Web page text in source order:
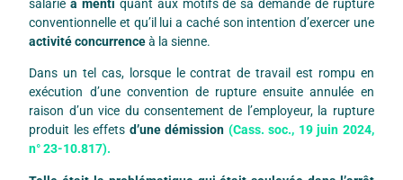
salariéa menti quant aux motifs de sa demande de rupture
conventionnelle et qu’il lui a caché son intention d’exercer une
activité concurrenceà la sienne.
Dans un tel cas, lorsque le contrat de travail est rompu en
exécution d’une convention de rupture ensuite annulée en
raison d’un vice du consentement de l’employeur, la rupture
produit les effets d’une démission (Cass. soc., 19 juin 2024,
n° 23-10.817).